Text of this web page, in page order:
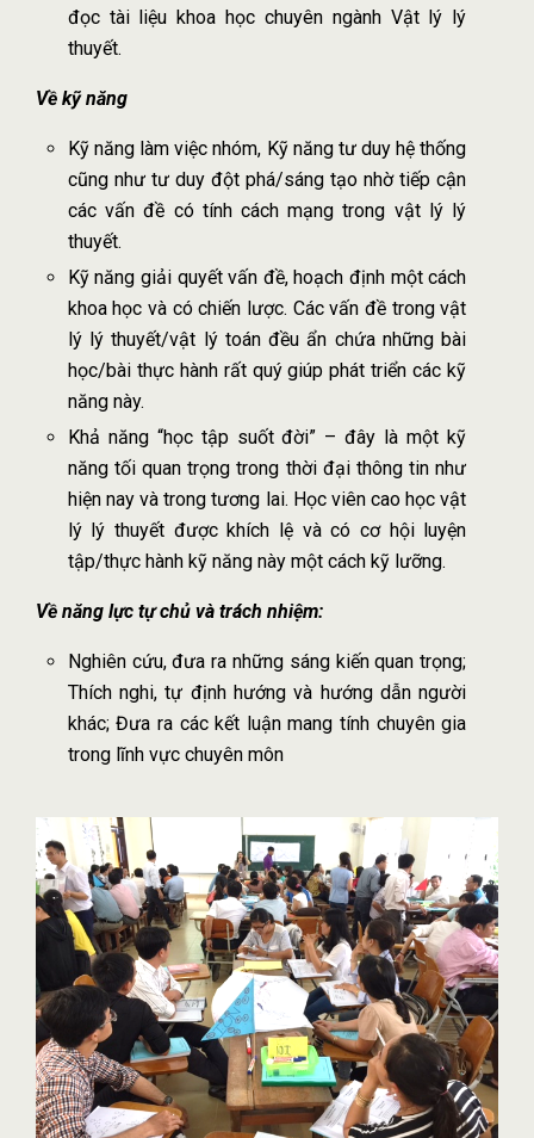
đọc tài liệu khoa học chuyên ngành Vật lý lý
thuyết.
Về kỹ năng
Kỹ năng làm việc nhóm, Kỹ năng tư duy hệ thống
cũng như tư duy đột phá/sáng tạo nhờ tiếp cận
các vấn đề có tính cách mạng trong vật lý lý
thuyết.
Kỹ năng giải quyết vấn đề, hoạch định một cách
khoa học và có chiến lược. Các vấn đề trong vật
lý lý thuyết/vật lý toán đều ẩn chứa những bài
học/bài thực hành rất quý giúp phát triển các kỹ
năng này.
Khả năng “học tập suốt đời” – đây là một kỹ
năng tối quan trọng trong thời đại thông tin như
hiện nay và trong tương lai. Học viên cao học vật
lý lý thuyết được khích lệ và có cơ hội luyện
tập/thực hành kỹ năng này một cách kỹ lưỡng.
Về năng lực tự chủ và trách nhiệm:
Nghiên cứu, đưa ra những sáng kiến quan trọng;
Thích nghi, tự định hướng và hướng dẫn người
khác; Đưa ra các kết luận mang tính chuyên gia
trong lĩnh vực chuyên môn